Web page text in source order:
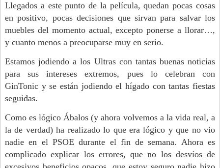
Llegados a este punto de la película, quedan pocas cosas
en positivo, pocas decisiones que sirvan para salvar los
muebles del momento actual, excepto ponerse a llorar…,
y cuanto menos a preocuparse muy en serio.
Estamos jodiendo a los Ultras con tantas buenas noticias
para sus intereses extremos, pues lo celebran con
GinTonic y se están jodiendo el hígado con tantas fiestas
seguidas.
Como es lógico Ábalos (y ahora volvemos a la vida real, a
la de verdad) ha realizado lo que era lógico y que no vio
nadie en el PSOE durante el fin de semana. Ahora es
complicado explicar los errores, que no los desvíos de